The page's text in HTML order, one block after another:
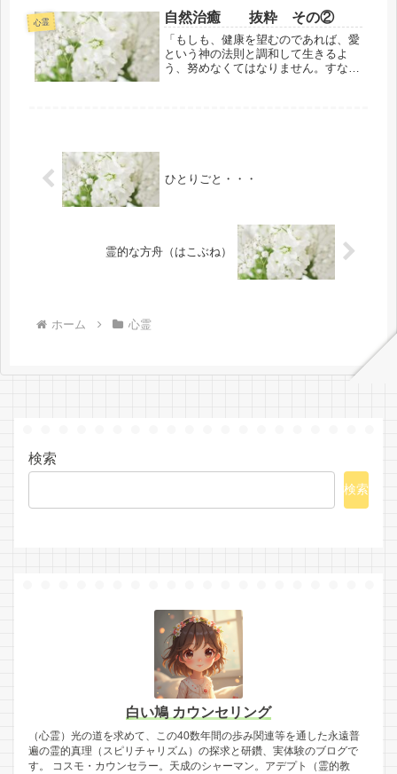
ラの宇宙名を授かりました。もっと言
えば、2度目の時はサラ・マイトレー
ヤ...
心霊 自然治癒 抜粋 その②
「もしも、健康を望むのであれば、愛
という神の法則と調和して生きるよ
う、努めなくてはなりません。すなわ
ひとりごと・・・
霊的な方舟（はこぶね）
ホーム 心霊
検索
検索
白い鳩 カウンセリング
（心霊）光の道を求めて、この40数年間の歩み関連等を通した永遠普
遍の霊的真理（スピリチャリズム）の探求と研鑽、実体験のブログで
す。 コスモ・カウンセラー。天成のシャーマン。アデプト（霊的教